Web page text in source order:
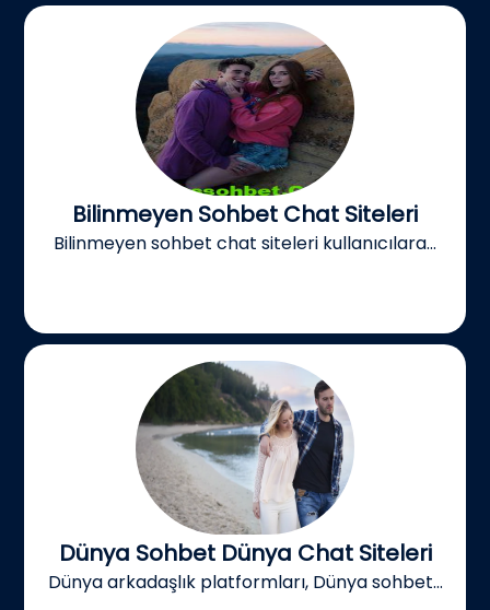
Bilinmeyen Sohbet Chat Siteleri
Bilinmeyen sohbet chat siteleri kullanıcılara...
Dünya Sohbet Dünya Chat Siteleri
Dünya arkadaşlık platformları, Dünya sohbet...